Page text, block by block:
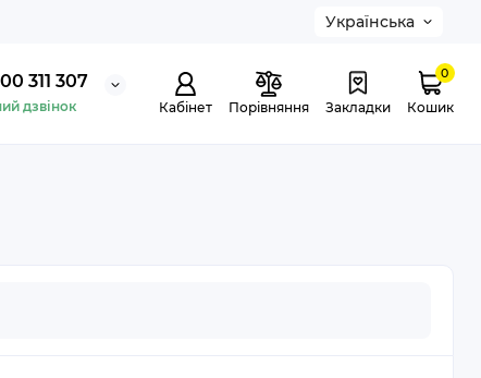
Українська
311 307
дзвінок Кабінет Порівняння Закладки
0
Кошик